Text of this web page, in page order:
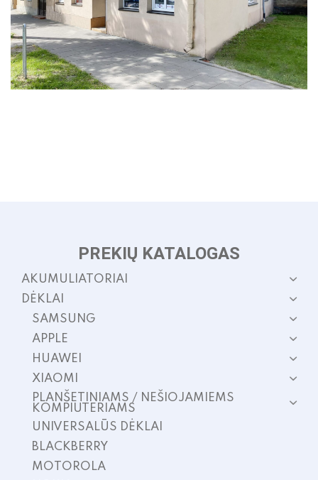
PREKIŲ KATALOGAS
AKUMULIATORIAI
DĖKLAI
SAMSUNG
APPLE
HUAWEI
XIAOMI
PLANŠETINIAMS / NEŠIOJAMIEMS
KOMPIUTERIAMS
UNIVERSALŪS DĖKLAI
BLACKBERRY
MOTOROLA